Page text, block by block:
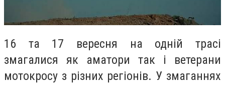
16 та 17 вересня на одній трасі
змагалися як аматори так і ветерани
мотокросу з різних регіонів. У змаганнях